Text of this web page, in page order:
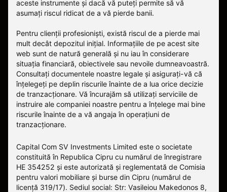
aceste instrumente și dacă vă puteți permite să vă
asumați riscul ridicat de a vă pierde banii.
Pentru clienții profesioniști, există riscul de a pierde mai
mult decât depozitul inițial. Informațiile de pe acest site
web sunt de natură generală și nu iau în considerare
situația financiară, obiectivele sau nevoile dumneavoastră.
Consultați documentele noastre legale și asigurați-vă că
înțelegeți pe deplin riscurile înainte de a lua orice decizie
de tranzacționare. Vă încurajăm să utilizați serviciile de
instruire ale companiei noastre pentru a înțelege mai bine
riscurile înainte de a vă angaja în operațiuni de
tranzacționare.
Capital Com SV Investments Limited este o societate
constituită în Republica Cipru cu numărul de înregistrare
HE 354252 și este autorizată și reglementată de Comisia
pentru valori mobiliare și burse din Cipru (numărul de
licență 319/17). Sediul social: Str: Vasileiou Makedonos 8,